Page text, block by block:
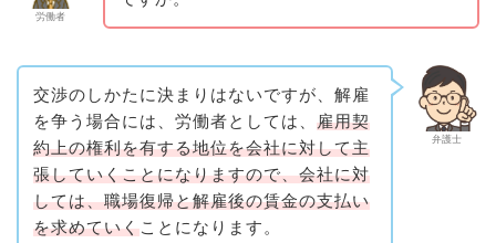
労働者
弁護士
交渉のしかたに決まりはないですが、解雇
を争う場合には、労働者としては、 雇用契
約上の権利を有する地位を会社に対して主
張していくことになりますので、会社に対
しては、職場復帰と解雇後の賃金の支払い
を求めていくことになります。